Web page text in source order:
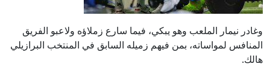
وغادر نيمار الملعب وهو يبكي، فيما سارع زملاؤه ولاعبو الفريق
المنافس لمواساته، بمن فيهم زميله السابق في المنتخب البرازيلي
هالك.